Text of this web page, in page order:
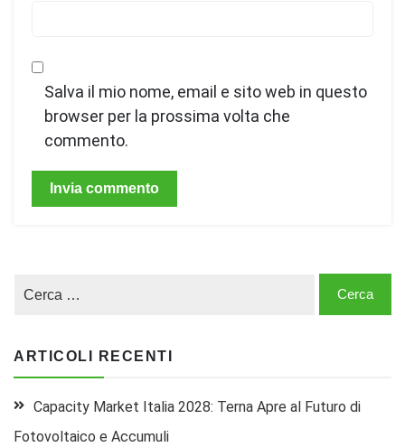
Salva il mio nome, email e sito web in questo
browser per la prossima volta che
commento.
ARTICOLI RECENTI
Capacity Market Italia 2028: Terna Apre al Futuro di
Fotovoltaico e Accumuli